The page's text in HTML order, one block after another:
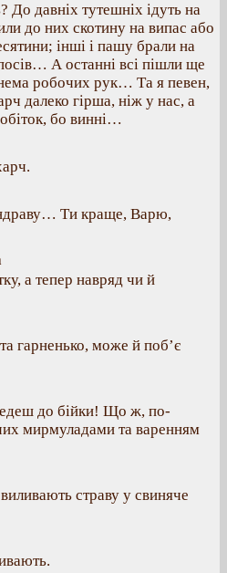
давніх тутешніх ідуть на
до них скотину на випас або
інші і пашу брали на
А останні всі пішли ще
робочих рук… Та я певен,
далеко гірша, ніж у нас, а
бо винні…
Ти краще, Варю,
а тепер навряд чи й
гарненько, може й поб’є
до бійки! Що ж, по-
мирмуладами та варенням
страву у свиняче